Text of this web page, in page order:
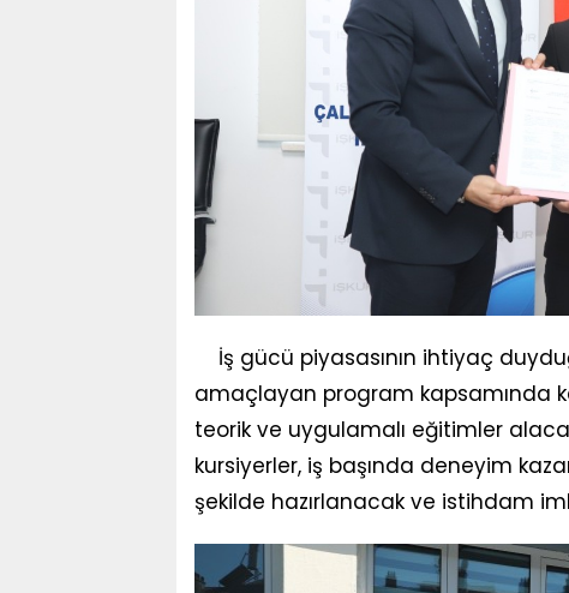
İş gücü piyasasının ihtiyaç
amaçlayan program kapsamında
teorik ve uygulamalı eğitimler
kursiyerler, iş başında deneyim
şekilde hazırlanacak ve istihdam